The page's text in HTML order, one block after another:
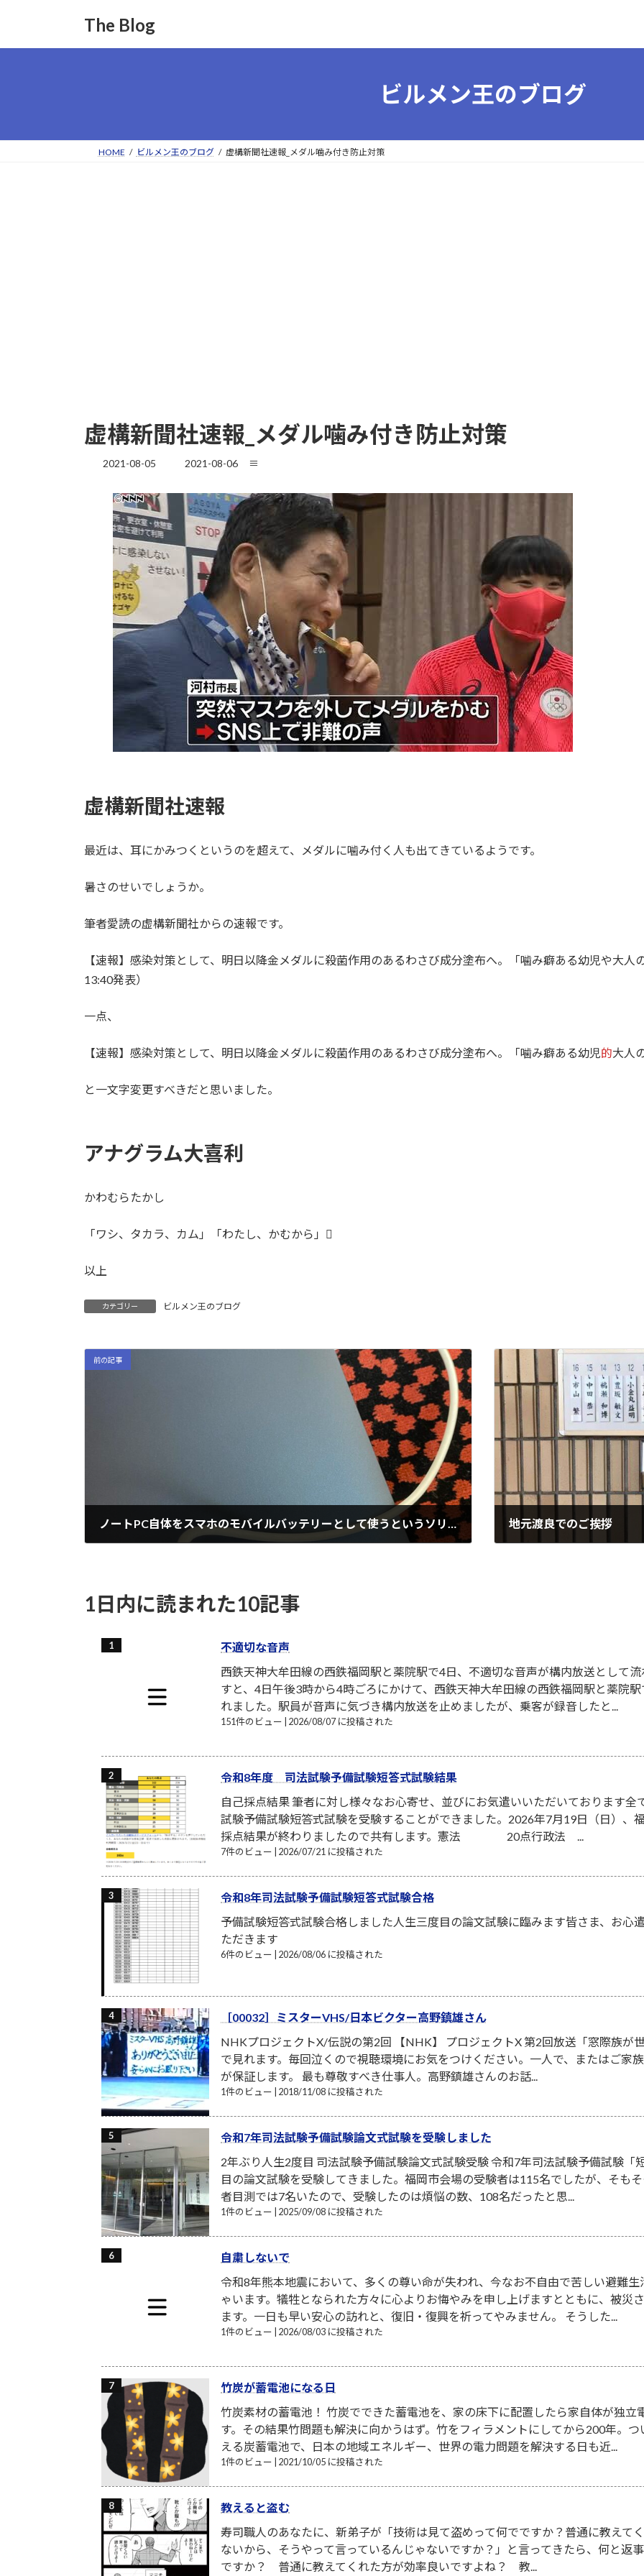
The Blog
ビルメン王のブログ
HOME ビルメン王のブログ 虚構新聞社速報_メダル噛み付き防止対策
虚構新聞社速報_メダル噛み付き防止対策
2021-08-05
最
更
新
日
時
:
2021-08-06 ≡
虚構新聞社速報
最近は、耳にかみつくというのを超えて、メダルに噛み付く人も出てきているようです。
暑さのせいでしょうか。
筆者愛読の虚構新聞社からの速報です。
【速報】感染対策として、明日以降金メダルに殺菌作用のあるわさび成分塗布へ。「噛み癖ある幼児や大
13:40発表）
一点、
【速報】感染対策として、明日以降金メダルに殺菌作用のあるわさび成分塗布へ。「噛み癖ある幼児的大人
と一文字変更すべきだと思いました。
アナグラム大喜利
かわむらたかし
「ワシ、タカラ、カム」「わたし、かむから」
以上
カテゴリー ビルメン王のブログ
前の記事
ノートPC自体をスマホのモバイルバッテリーとして使うというソリューション 地元渡良でのご挨拶
1日内に読まれた10記事
不適切な音声
西鉄天神大牟田線の西鉄福岡駅と薬院駅で4日、不適切な音声が構内放送として
すと、4日午後3時から4時ごろにかけて、西鉄天神大牟田線の西鉄福岡駅と薬院
れました。駅員が音声に気づき構内放送を止めましたが、乗客が録音したと...
151件のビュー 2026/08/07 に投稿された
令和8年度 司法試験予備試験短答式試験結果
自己採点結果 筆者に対し様々なお心寄せ、並びにお気遣いいただいております
試験予備試験短答式試験を受験することができました。2026年7月19日（日）、
採点結果が終わりましたので共有します。憲法 20点行政法 ...
7件のビュー 2026/07/21 に投稿された
令和8年司法試験予備試験短答式試験合格
予備試験短答式試験合格しました人生三度目の論文試験に臨みます皆さま、お心
ただきます
6件のビュー 2026/08/06 に投稿された
［00032］ミスターVHS/日本ビクター高野鎮雄さん
NHKプロジェクトX/伝説の第2回 【NHK】 プロジェクトX 第2回放送「窓際族が
で見れます。毎回泣くので視聴環境にお気をつけください。一人で、またはご家
が保証します。 最も尊敬すべき仕事人。高野鎮雄さんのお話...
1件のビュー 2018/11/08 に投稿された
令和7年司法試験予備試験論文式試験を受験しました
2年ぶり人生2度目 司法試験予備試験論文式試験受験 令和7年司法試験予備試験「
目の論文試験を受験してきました。福岡市会場の受験者は115名でしたが、そも
者目測では7名いたので、受験したのは煩悩の数、108名だったと思...
1件のビュー 2025/09/08 に投稿された
自粛しないで
令和8年熊本地震において、多くの尊い命が失われ、今なお不自由で苦しい避難
ゃいます。犠牲となられた方々に心よりお悔やみを申し上げますとともに、被災
ます。一日も早い安心の訪れと、復旧・復興を祈ってやみません。 そうした...
1件のビュー 2026/08/03 に投稿された
竹炭が蓄電池になる日
竹炭素材の蓄電池！ 竹炭でできた蓄電池を、家の床下に配置したら家自体が独
す。その結果竹問題も解決に向かうはず。竹をフィラメントにしてから200年。
える炭蓄電池で、日本の地域エネルギー、世界の電力問題を解決する日も近...
1件のビュー 2021/10/05 に投稿された
教えると盗む
寿司職人のあなたに、新弟子が「技術は見て盗めって何でですか？普通に教えて
ないから、そうやって言っているんじゃないですか？」と言ってきたら、何と返
ですか？ 普通に教えてくれた方が効率良いですよね？ 教...